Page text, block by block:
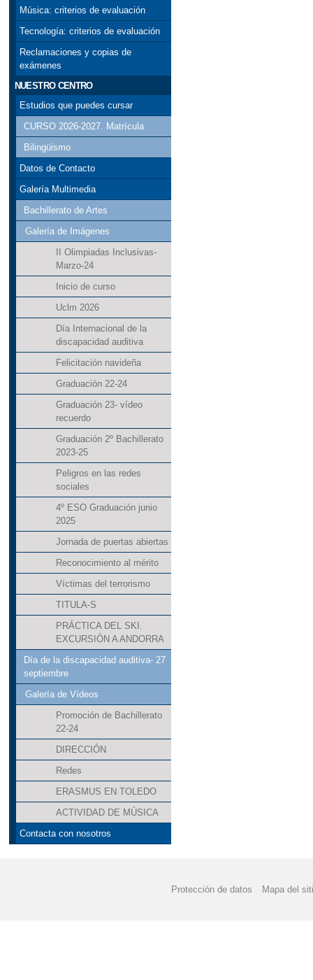
Música: criterios de evaluación
Tecnología: criterios de evaluación
Reclamaciones y copias de
exámenes
NUESTRO CENTRO
Estudios que puedes cursar
CURSO 2026-2027. Matrícula
Bilingüismo
Datos de Contacto
Galería Multimedia
Bachillerato de Artes
Galería de Imágenes
II Olimpiadas Inclusivas-
Marzo-24
Inicio de curso
Uclm 2026
Día Internacional de la
discapacidad auditiva
Felicitación navideña
Graduación 22-24
Graduación 23- vídeo
recuerdo
Graduación 2º Bachillerato
2023-25
Peligros en las redes
sociales
4º ESO Graduación junio
2025
Jornada de puertas abiertas
Reconocimiento al mérito
Víctimas del terrorismo
TITULA-S
PRÁCTICA DEL SKI.
EXCURSIÓN A ANDORRA
Día de la discapacidad auditiva- 27
septiembre
Galería de Vídeos
Promoción de Bachillerato
22-24
DIRECCIÓN
Redes
ERASMUS EN TOLEDO
ACTIVIDAD DE MÚSICA
Contacta con nosotros
Protección de datos Mapa del